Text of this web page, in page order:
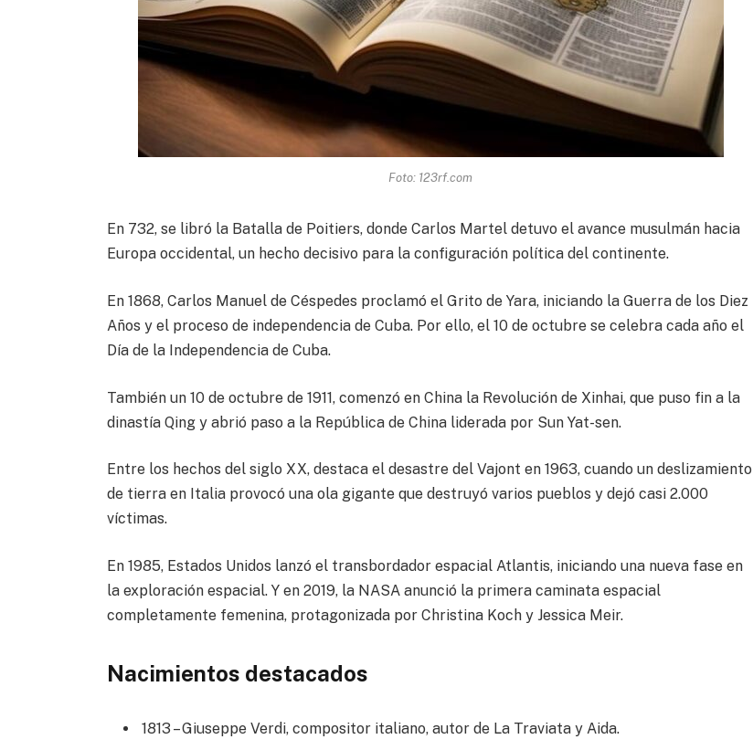
Foto: 123rf.com
En 732, se libró la Batalla de Poitiers, donde Carlos Martel detuvo el avance musulmán hacia
Europa occidental, un hecho decisivo para la configuración política del continente.
En 1868, Carlos Manuel de Céspedes proclamó el Grito de Yara, iniciando la Guerra de los Diez
Años y el proceso de independencia de Cuba. Por ello, el 10 de octubre se celebra cada año el
Día de la Independencia de Cuba.
También un 10 de octubre de 1911, comenzó en China la Revolución de Xinhai, que puso fin a la
dinastía Qing y abrió paso a la República de China liderada por Sun Yat-sen.
Entre los hechos del siglo XX, destaca el desastre del Vajont en 1963, cuando un deslizamiento
de tierra en Italia provocó una ola gigante que destruyó varios pueblos y dejó casi 2.000
víctimas.
En 1985, Estados Unidos lanzó el transbordador espacial Atlantis, iniciando una nueva fase en
la exploración espacial. Y en 2019, la NASA anunció la primera caminata espacial
completamente femenina, protagonizada por Christina Koch y Jessica Meir.
Nacimientos destacados
1813 – Giuseppe Verdi, compositor italiano, autor de La Traviata y Aida.